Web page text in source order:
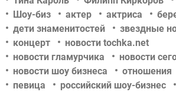
Шоу-биз
актер актриса
дети знаменитостей
звездные
концерт
новости tochka.net
новости гламурчика
новости
новости шоу бизнеса
отношения
певица
российский шоу-бизнес